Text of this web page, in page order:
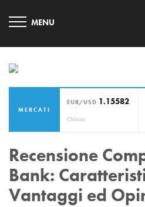
MERCATI
EUR/USD 1.15582
Chiuso
Recensione
Bank:
Vantaggi ed